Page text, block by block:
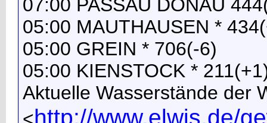
07:00 PASSAU DONAU
05:00 MAUTHAUSEN *
05:00 GREIN * 706(-6)
05:00 KIENSTOCK *
Aktuelle Wasserstände der
http://www.elwis.de/